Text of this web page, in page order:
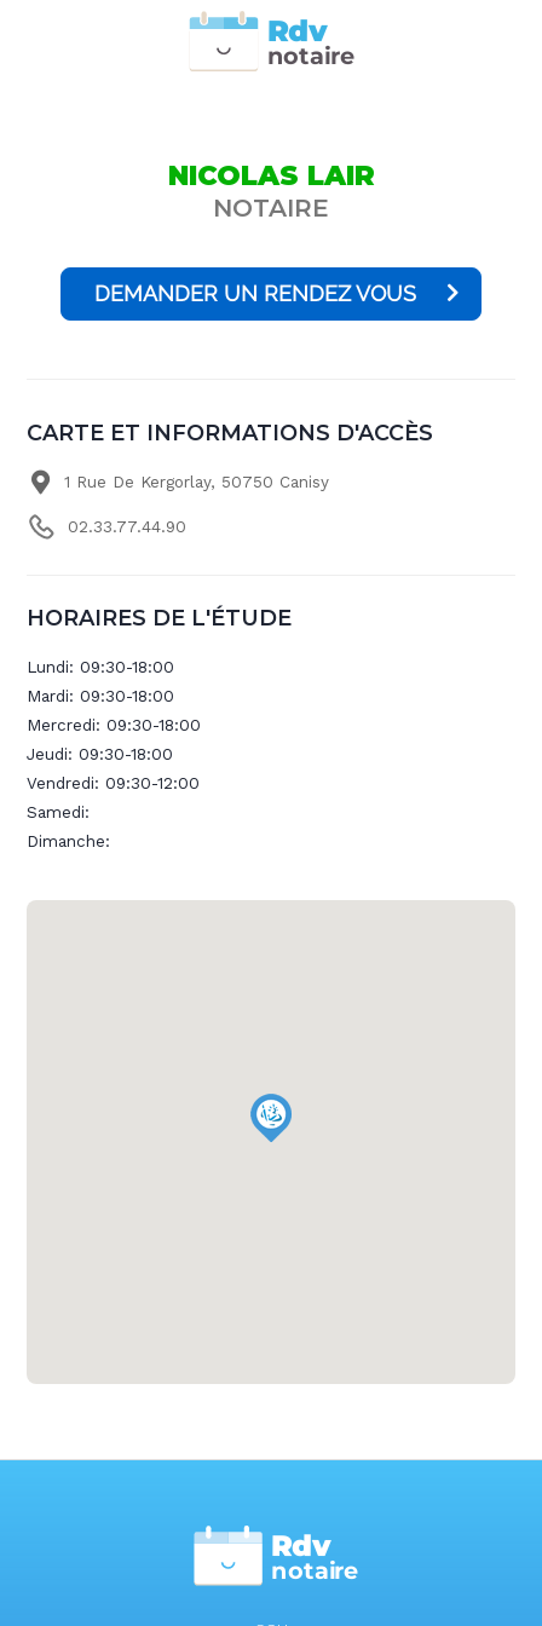
notaire
Rdv
NICOLAS LAIR
NOTAIRE
DEMANDER UN RENDEZ VOUS
CARTE ET INFORMATIONS D'ACCÈS
1 Rue De Kergorlay, 50750 Canisy
02.33.77.44.90
HORAIRES DE L'ÉTUDE
Lundi:09:30-18:00
Mardi:09:30-18:00
Mercredi:09:30-18:00
Jeudi:09:30-18:00
Vendredi:09:30-12:00
Samedi:
Dimanche:
notaire
Rdv